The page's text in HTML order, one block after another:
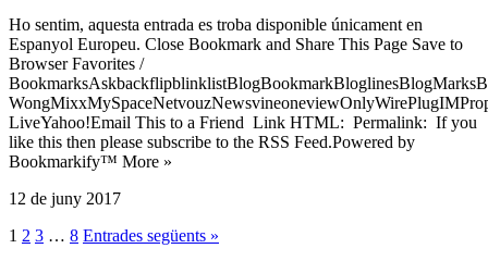
Ho sentim, aquesta entrada es troba disponible únicament en
Espanyol Europeu. Close Bookmark and Share This Page Save to
Browser Favorites /
LiveYahoo!Email This to a Friend Link HTML: Permalink: If you
like this then please subscribe to the RSS Feed.Powered by
Bookmarkify™ More »
12 de juny 2017
1 2 3 … 8 Entrades següents »